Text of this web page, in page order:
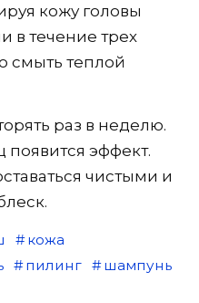
кожу головы
в течение трех
смыть теплой
раз в неделю.
эффект.
чистыми и
кожа
пилинг
шампунь